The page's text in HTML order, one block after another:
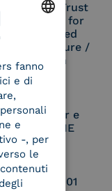
Qualified Trust
Provider for
Qualified
Signature /
Seal Creation
Provider e
CIE
EN ISO 37001
ITALIAN
fanno
e di
e
-, per
le